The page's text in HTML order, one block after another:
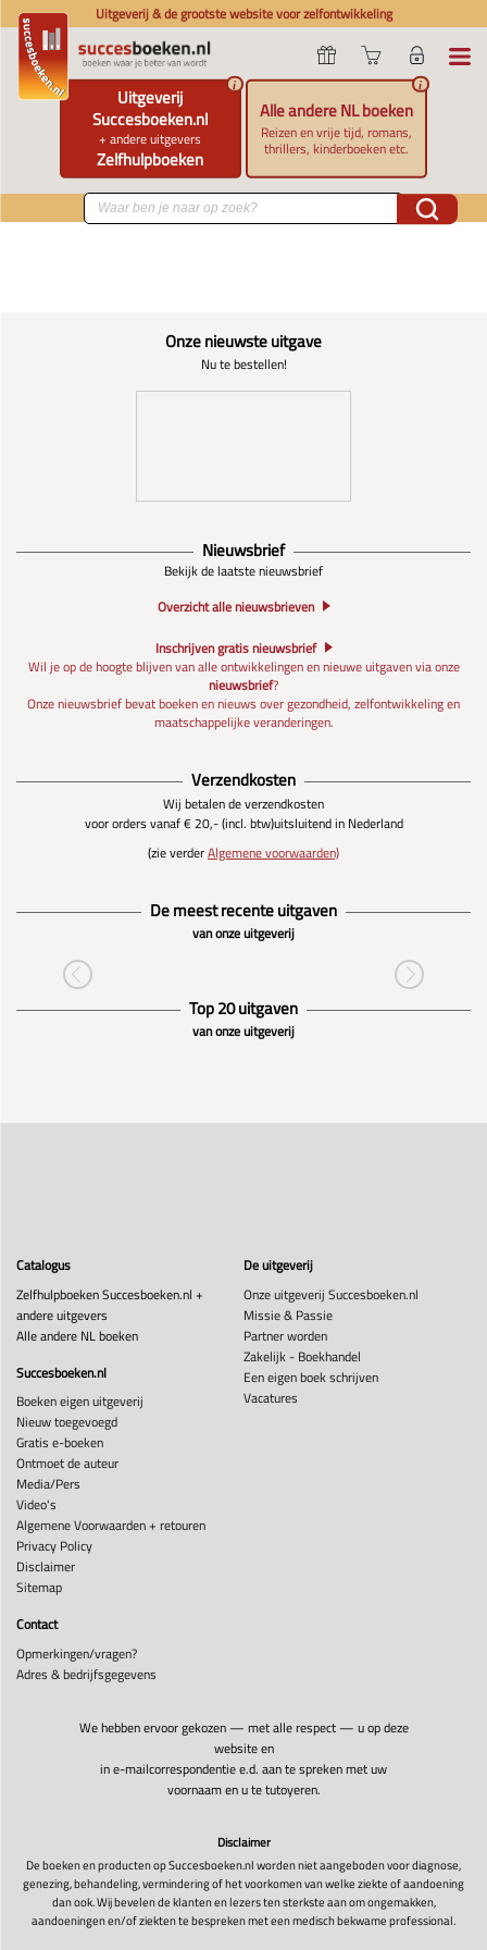
Uitgeverij & de grootste website voor zelfontwikkeling
Uitgeverij
Succesboeken.nl
+ andere uitgevers
Zelfhulpboeken
i
Alle andere NL boeken
Reizen en vrije tijd, romans,
thrillers, kinderboeken etc.
i
Onze nieuwste uitgave
Nu te bestellen!
Nieuwsbrief
Bekijk de laatste nieuwsbrief
Overzicht alle nieuwsbrieven
Inschrijven gratis nieuwsbrief
Wil je op de hoogte blijven van alle ontwikkelingen en nieuwe uitgaven via onze
nieuwsbrief?
Onze nieuwsbrief bevat boeken en nieuws over gezondheid, zelfontwikkeling en
maatschappelijke veranderingen.
Verzendkosten
Wij betalen de verzendkosten
voor orders vanaf € 20,- (incl. btw)uitsluitend in Nederland
(zie verderAlgemene voorwaarden)
De meest recente uitgaven
van onze uitgeverij
Top 20 uitgaven
van onze uitgeverij
Catalogus
Zelfhulpboeken Succesboeken.nl +
andere uitgevers
Alle andere NL boeken
Succesboeken.nl
Boeken eigen uitgeverij
Nieuw toegevoegd
Gratis e-boeken
Ontmoet de auteur
Media/Pers
Video's
Algemene Voorwaarden + retouren
Privacy Policy
Disclaimer
Sitemap
De uitgeverij
Onze uitgeverij Succesboeken.nl
Missie & Passie
Partner worden
Zakelijk - Boekhandel
Een eigen boek schrijven
Vacatures
Contact
Opmerkingen/vragen?
Adres & bedrijfsgegevens
We hebben ervoor gekozen — met alle respect — u op deze
website en
in e-mailcorrespondentie e.d. aan te spreken met uw
voornaam en u te tutoyeren.
Disclaimer
De boeken en producten op Succesboeken.nl worden niet aangeboden voor diagnose,
genezing, behandeling, vermindering of het voorkomen van welke ziekte of aandoening
dan ook. Wij bevelen de klanten en lezers ten sterkste aan om ongemakken,
aandoeningen en/of ziekten te bespreken met een medisch bekwame professional.